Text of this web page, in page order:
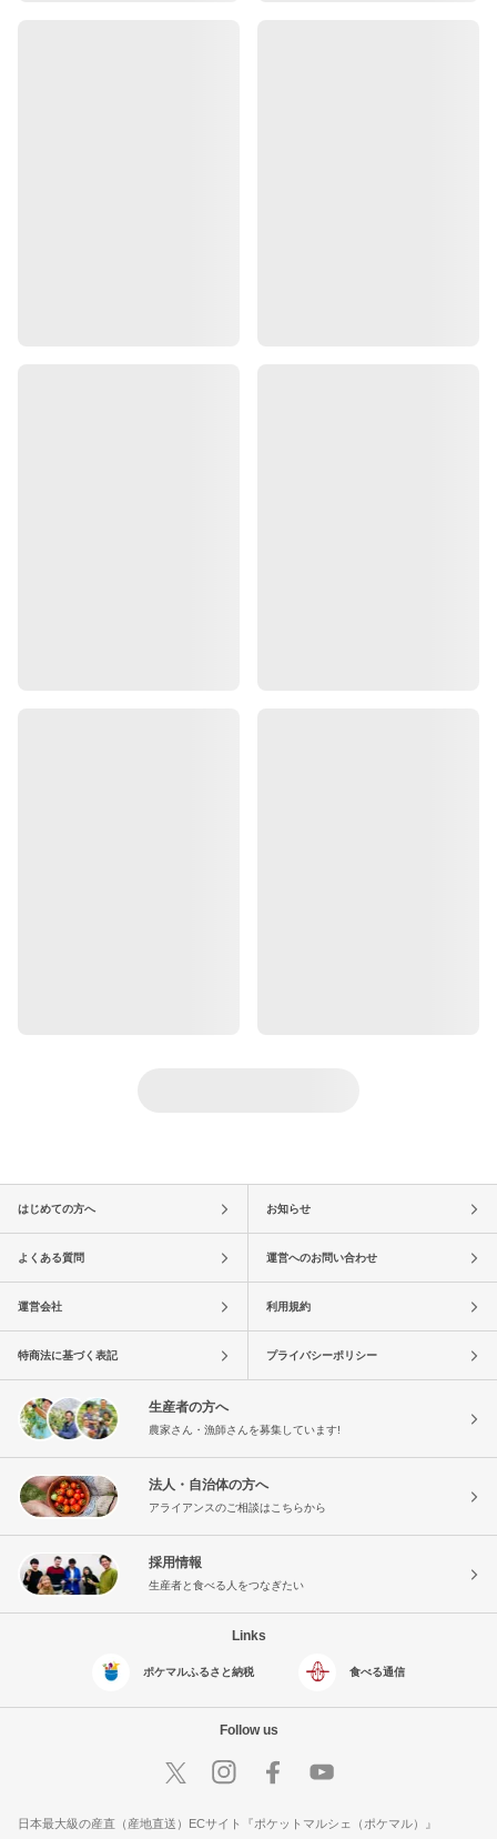
はじめての方へ お知らせ
よくある質問 運営へのお問い合わせ
運営会社 利用規約
特商法に基づく表記 プライバシーポリシー
生産者の方へ
農家さん・漁師さんを募集しています!
法人・自治体の方へ
アライアンスのご相談はこちらから
採用情報
生産者と食べる人をつなぎたい
Links
ポケマルふるさと納税 食べる通信
Follow us
日本最大級の産直（産地直送）ECサイト『ポケットマルシェ（ポケマル）』